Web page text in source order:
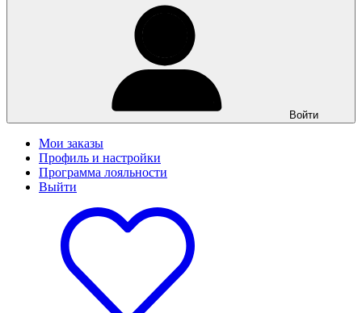
Войти
Мои заказы
Профиль и настройки
Программа лояльности
Выйти